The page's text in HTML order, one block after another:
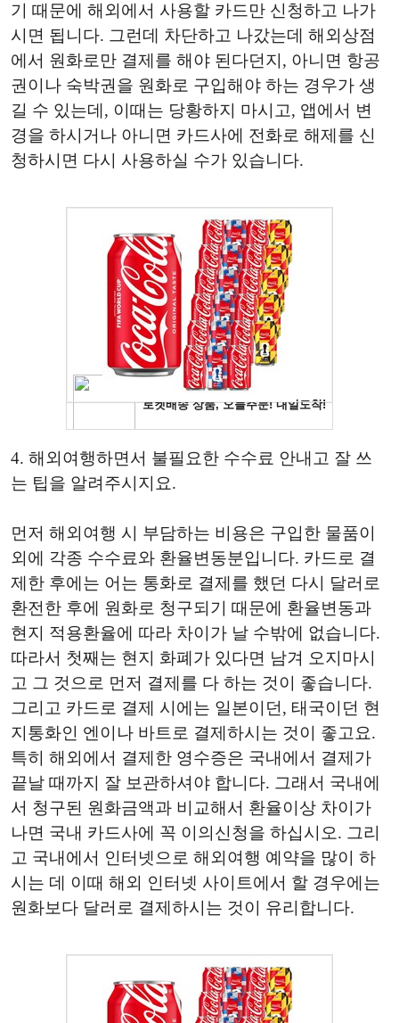
기 때문에 해외에서 사용할 카드만 신청하고 나가
시면 됩니다. 그런데 차단하고 나갔는데 해외상점
에서 원화로만 결제를 해야 된다던지, 아니면 항공
권이나 숙박권을 원화로 구입해야 하는 경우가 생
길 수 있는데, 이때는 당황하지 마시고, 앱에서 변
경을 하시거나 아니면 카드사에 전화로 해제를 신
청하시면 다시 사용하실 수가 있습니다.
4. 해외여행하면서 불필요한 수수료 안내고 잘 쓰
는 팁을 알려주시지요.
먼저 해외여행 시 부담하는 비용은 구입한 물품이
외에 각종 수수료와 환율변동분입니다. 카드로 결
제한 후에는 어는 통화로 결제를 했던 다시 달러로
환전한 후에 원화로 청구되기 때문에 환율변동과
현지 적용환율에 따라 차이가 날 수밖에 없습니다.
따라서 첫째는 현지 화폐가 있다면 남겨 오지마시
고 그 것으로 먼저 결제를 다 하는 것이 좋습니다.
그리고 카드로 결제 시에는 일본이던, 태국이던 현
지통화인 엔이나 바트로 결제하시는 것이 좋고요.
특히 해외에서 결제한 영수증은 국내에서 결제가
끝날 때까지 잘 보관하셔야 합니다. 그래서 국내에
서 청구된 원화금액과 비교해서 환율이상 차이가
나면 국내 카드사에 꼭 이의신청을 하십시오. 그리
고 국내에서 인터넷으로 해외여행 예약을 많이 하
시는 데 이때 해외 인터넷 사이트에서 할 경우에는
원화보다 달러로 결제하시는 것이 유리합니다.